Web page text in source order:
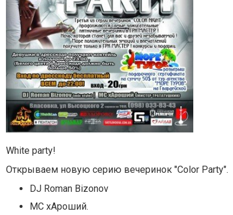
White party!
Открываем новую серию вечеринок "Color Party".
DJ Roman Bizonov
MC хАроший.